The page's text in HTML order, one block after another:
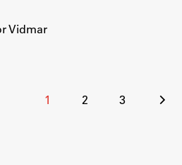
Vidmar
Številčenje
1 2 3